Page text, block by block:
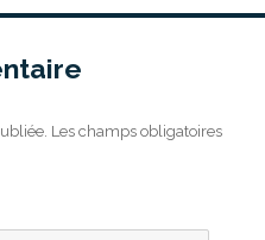
Les champs obligatoires